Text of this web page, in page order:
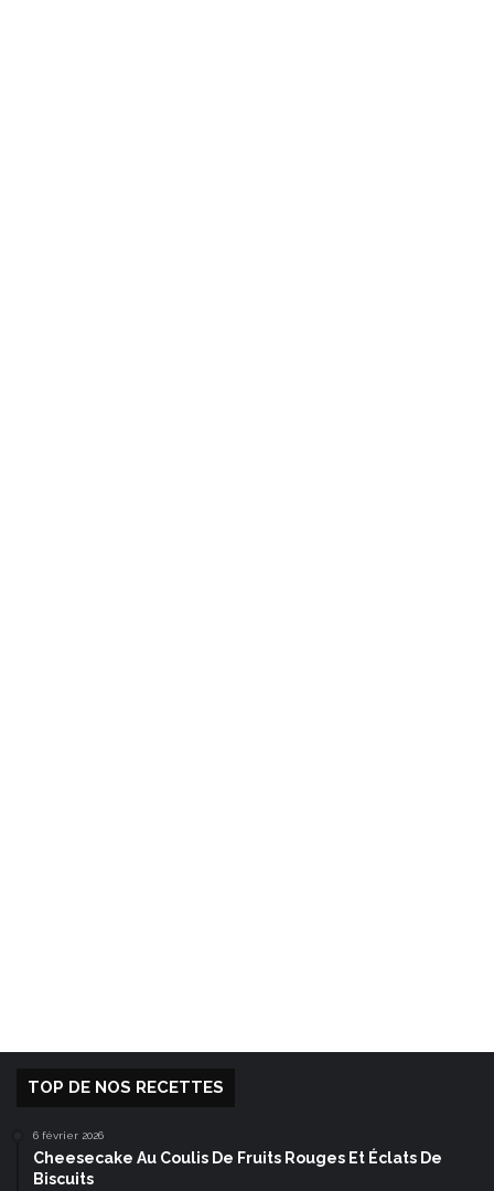
TOP DE NOS RECETTES
6 février 2026
Cheesecake Au Coulis De Fruits Rouges Et Éclats De
Biscuits